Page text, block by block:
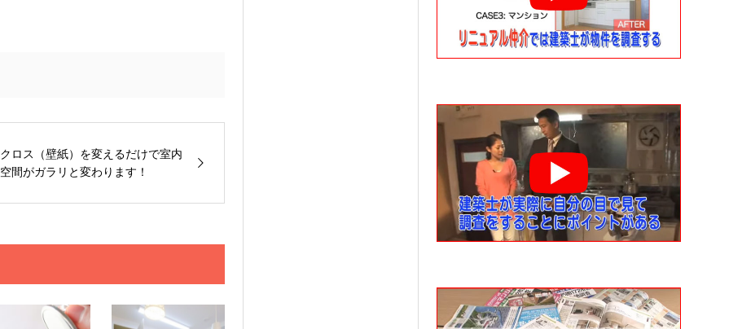
クロス（壁紙）を変えるだけで室内
空間がガラリと変わります！